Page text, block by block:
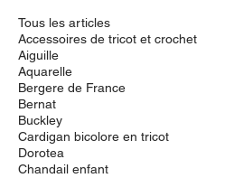
Tous les articles
Accessoires de tricot et crochet
Aiguille
Aquarelle
Bergere de France
Bernat
Buckley
Cardigan bicolore en tricot
Dorotea
Chandail enfant